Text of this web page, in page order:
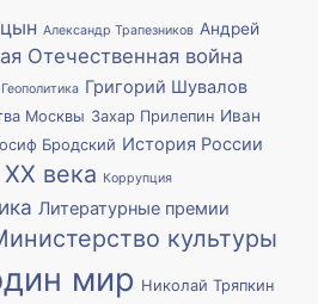
Александр Трапезников Андрей
Отечественная война
Геополитика Григорий Шувалов
Москвы Захар Прилепин Иван
Бродский История России
века Коррупция
Литературные премии
культуры
мир Николай Тряпкин